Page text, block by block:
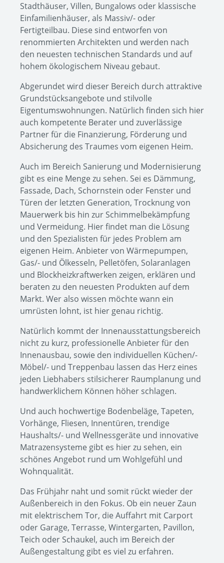
Stadthäuser, Villen, Bungalows oder klassische
Einfamilienhäuser, als Massiv/- oder
Fertigteilbau. Diese sind entworfen von
renommierten Architekten und werden nach
den neuesten technischen Standards und auf
hohem ökologischem Niveau gebaut.
Abgerundet wird dieser Bereich durch attraktive
Grundstücksangebote und stilvolle
Eigentumswohnungen. Natürlich finden sich hier
auch kompetente Berater und zuverlässige
Partner für die Finanzierung, Förderung und
Absicherung des Traumes vom eigenen Heim.
Auch im Bereich Sanierung und Modernisierung
gibt es eine Menge zu sehen. Sei es Dämmung,
Fassade, Dach, Schornstein oder Fenster und
Türen der letzten Generation, Trocknung von
Mauerwerk bis hin zur Schimmelbekämpfung
und Vermeidung. Hier findet man die Lösung
und den Spezialisten für jedes Problem am
eigenen Heim. Anbieter von Wärmepumpen,
Gas/- und Ölkesseln, Pelletöfen, Solaranlagen
und Blockheizkraftwerken zeigen, erklären und
beraten zu den neuesten Produkten auf dem
Markt. Wer also wissen möchte wann ein
umrüsten lohnt, ist hier genau richtig.
Natürlich kommt der Innenausstattungsbereich
nicht zu kurz, professionelle Anbieter für den
Innenausbau, sowie den individuellen Küchen/-
Möbel/- und Treppenbau lassen das Herz eines
jeden Liebhabers stilsicherer Raumplanung und
handwerklichem Können höher schlagen.
Und auch hochwertige Bodenbeläge, Tapeten,
Vorhänge, Fliesen, Innentüren, trendige
Haushalts/- und Wellnessgeräte und innovative
Matrazensysteme gibt es hier zu sehen, ein
schönes Angebot rund um Wohlgefühl und
Wohnqualität.
Das Frühjahr naht und somit rückt wieder der
Außenbereich in den Fokus. Ob ein neuer Zaun
mit elektrischem Tor, die Auffahrt mit Carport
oder Garage, Terrasse, Wintergarten, Pavillon,
Teich oder Schaukel, auch im Bereich der
Außengestaltung gibt es viel zu erfahren.